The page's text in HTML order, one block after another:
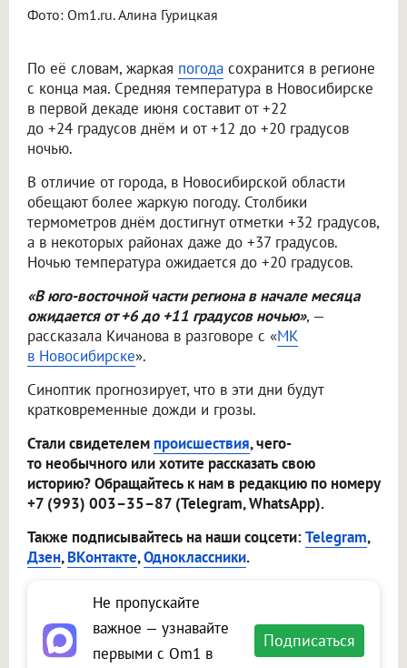
Фото: Om1.ru. Алина Гурицкая
По её словам, жаркая погода сохранится в регионе
с конца мая. Средняя температура в Новосибирске
в первой декаде июня составит от +22
до +24 градусов днём и от +12 до +20 градусов
ночью.
В отличие от города, в Новосибирской области
обещают более жаркую погоду. Столбики
термометров днём достигнут отметки +32 градусов,
а в некоторых районах даже до +37 градусов.
Ночью температура ожидается до +20 градусов.
«В юго-восточной части региона в начале месяца
ожидается от +6 до +11 градусов ночью», —
рассказала Кичанова в разговоре с «МК
в Новосибирске».
Синоптик прогнозирует, что в эти дни будут
кратковременные дожди и грозы.
Стали свидетелем происшествия, чего-
то необычного или хотите рассказать свою
историю? Обращайтесь к нам в редакцию по номеру
+7 (993) 003–35–87 (Telegram, WhatsApp).
Также подписывайтесь на наши соцсети:Telegram,
Дзен,ВКонтакте,Одноклассники.
Не пропускайте
важное — узнавайте
первыми с Om1 в
Подписаться